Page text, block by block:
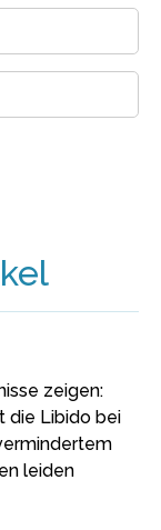
zeigen:
die Libido bei
leiden